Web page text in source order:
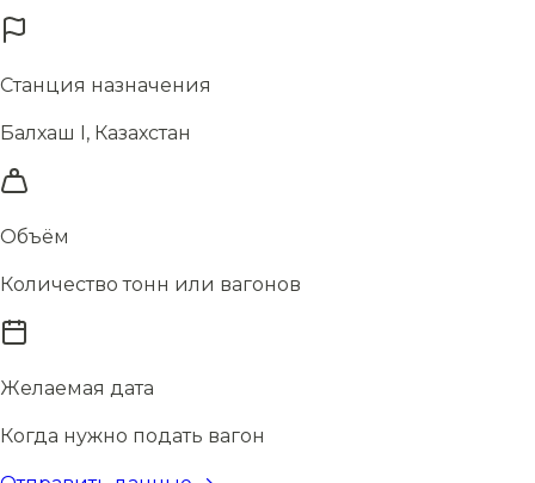
Станция назначения
Балхаш I, Казахстан
Объём
Количество тонн или вагонов
Желаемая дата
Когда нужно подать вагон